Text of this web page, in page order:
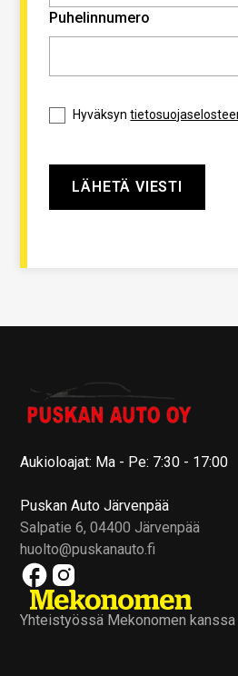
Puhelinnumero
Hyväksyn
Aukioloajat: Ma - Pe: 7:30 - 17:00
Puskan Auto Järvenpää
Salpatie 6, 04400 Järvenpää
huolto@puskanauto.fi
Yhteistyössä Mekonomen kanssa